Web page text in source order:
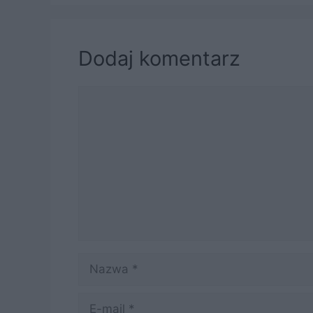
Dodaj komentarz